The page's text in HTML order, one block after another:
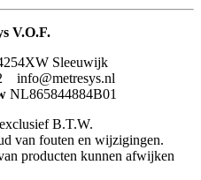
V.O.F.
Sleeuwijk
info@metresys.nl
NL865844884B01
B.T.W.
van fouten en wijzigingen.
producten kunnen afwijken